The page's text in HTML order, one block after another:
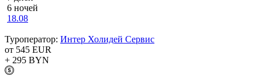
6 ночей
18.08
Туроператор: Интер Холидей Сервис
от 545 EUR
+ 295 BYN